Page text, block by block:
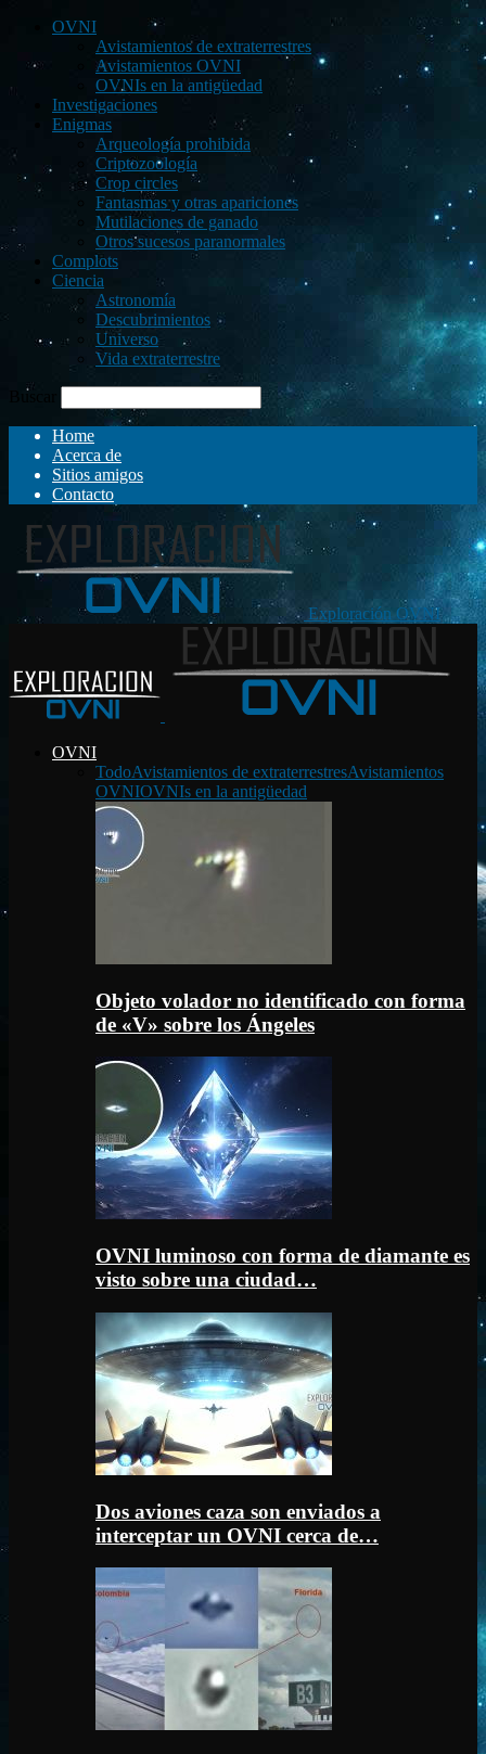
OVNI
Avistamientos de extraterrestres
Avistamientos OVNI
OVNIs en la antigüedad
Investigaciones
Enigmas
Arqueología prohibida
Criptozoología
Crop circles
Fantasmas y otras apariciones
Mutilaciones de ganado
Otros sucesos paranormales
Complots
Ciencia
Astronomía
Descubrimientos
Universo
Vida extraterrestre
Buscar
Home
Acerca de
Sitios amigos
Contacto
Exploración OVNI
OVNI
TodoAvistamientos de extraterrestresAvistamientos
OVNIOVNIs en la antigüedad
Objeto volador no identificado con forma
de «V» sobre los Ángeles
OVNI luminoso con forma de diamante es
visto sobre una ciudad…
Dos aviones caza son enviados a
interceptar un OVNI cerca de…